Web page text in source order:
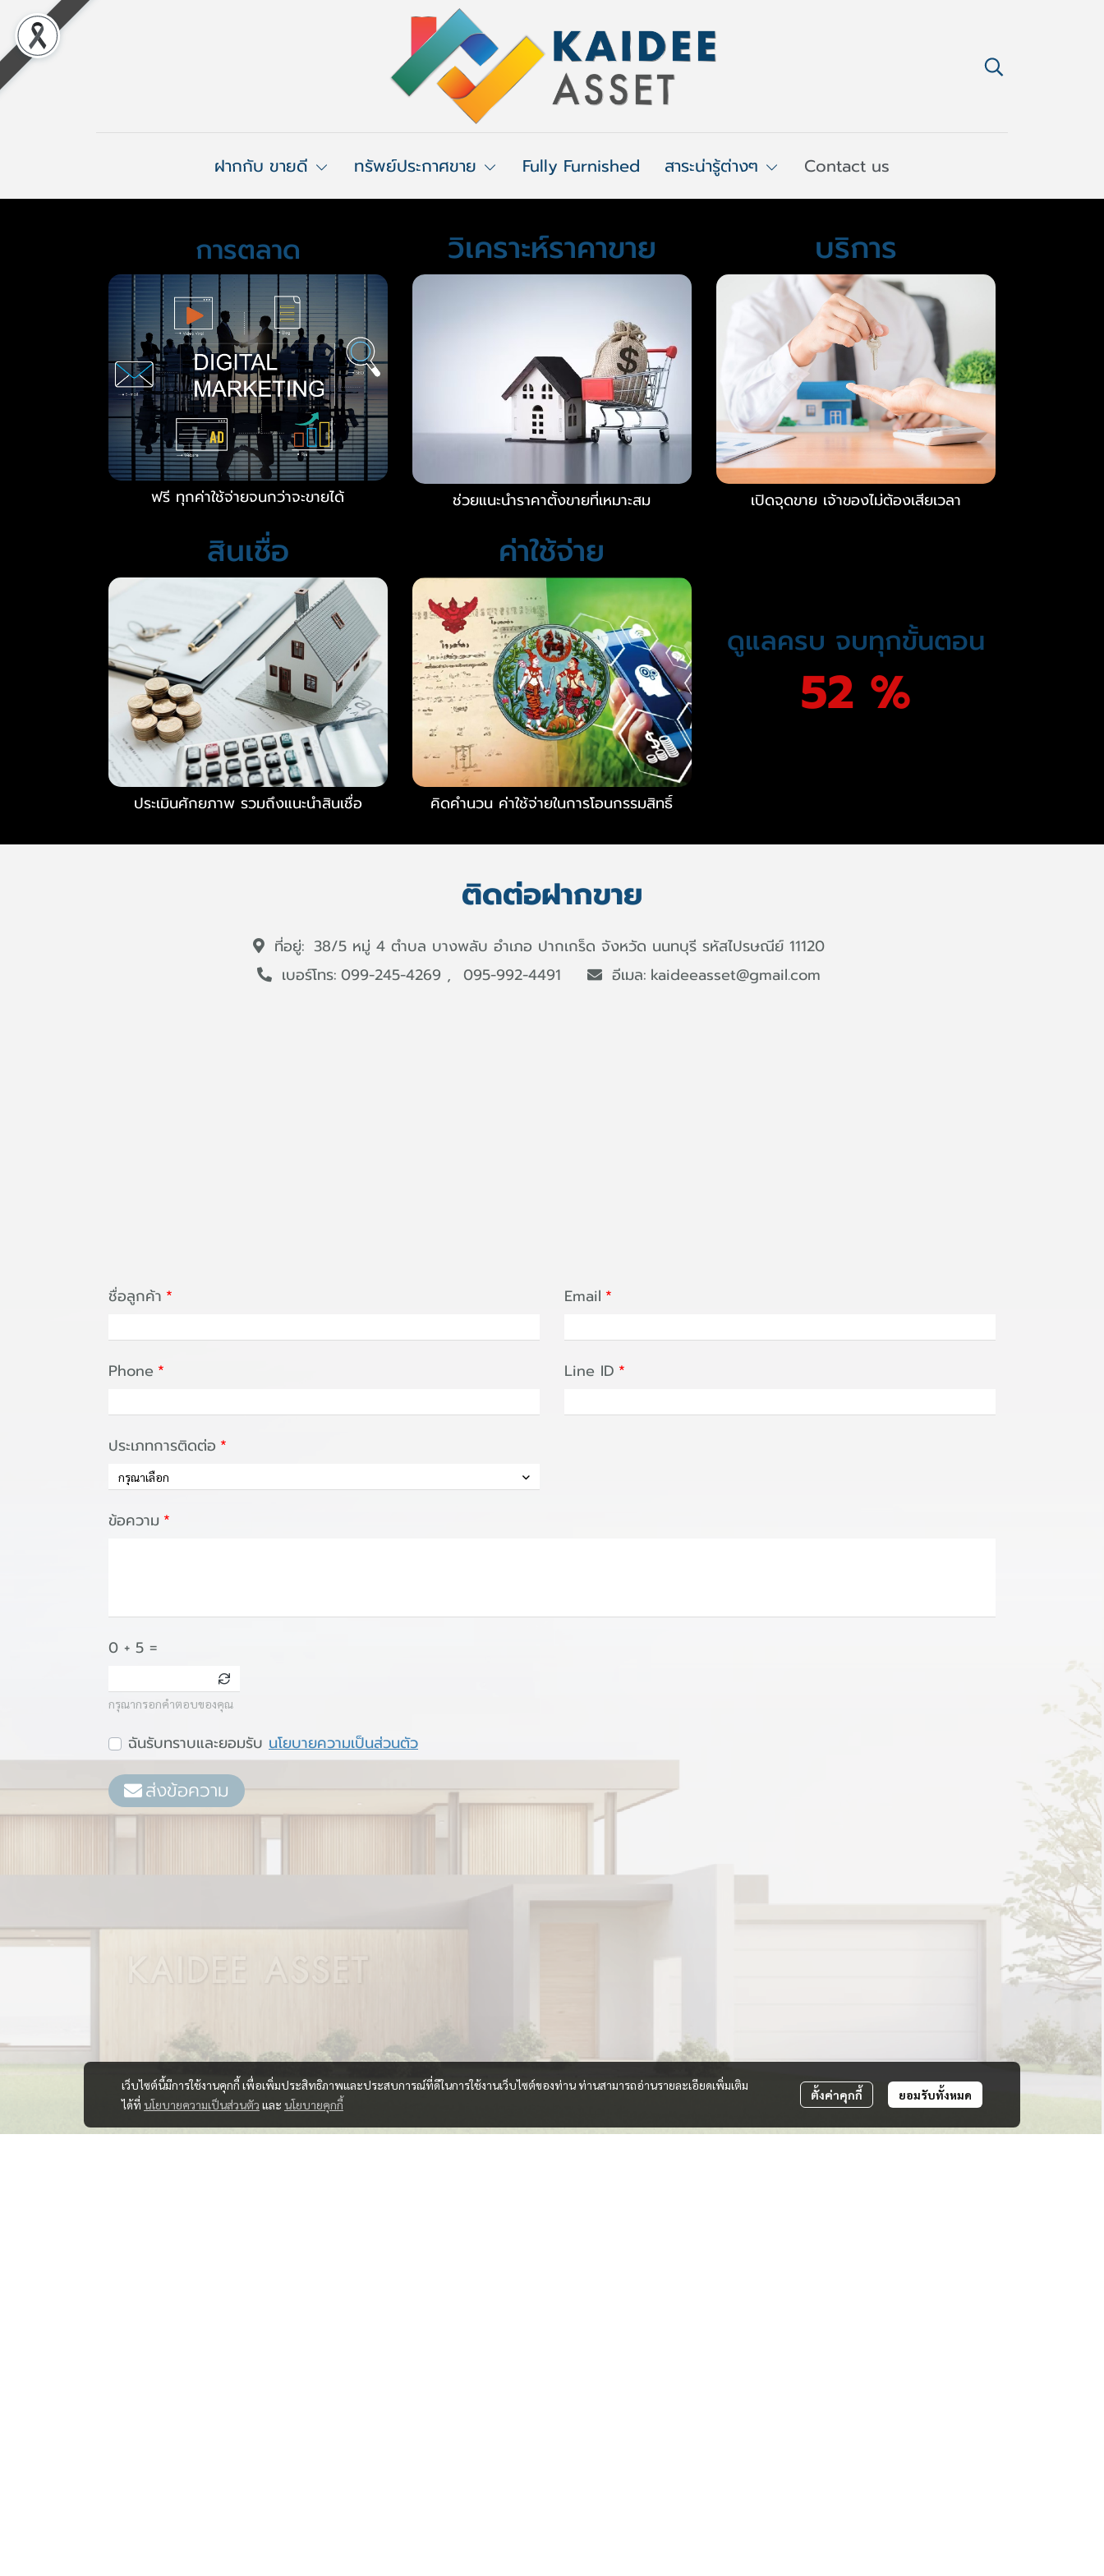
ฝากกับ ขายดี ทรัพย์ประกาศขาย Fully Furnished สาระน่ารู้ต่างๆ Contact us
การตลาด
ฟรี ทุกค่าใช้จ่ายจนกว่าจะขายได้
วิเคราะห์ราคาขาย
ช่วยแนะนำราคาตั้งขายที่เหมาะสม
บริการ
เปิดจุดขาย เจ้าของไม่ต้องเสียเวลา
สินเชื่อ
ประเมินศักยภาพ รวมถึงแนะนำสินเชื่อ
ค่าใช้จ่าย
คิดคำนวน ค่าใช้จ่ายในการโอนกรรมสิทธิ์
ดูแลครบ จบทุกขั้นตอน
57 %
ติดต่อฝากขาย
ที่อยู่: 38/5 หมู่ 4 ตำบล บางพลับ อำเภอ ปากเกร็ด จังหวัด นนทบุรี รหัสไปรษณีย์ 11120
เบอร์โทร: 099-245-4269 095-992-4491 อีเมล: kaideeasset@gmail.com
ชื่อลูกค้า Email
Phone Line ID
ประเภทการติดต่อ
กรุณาเลือก
ข้อความ
0 + 5 =
กรุณากรอกคำตอบของคุณ
ฉันรับทราบและยอมรับ นโยบายความเป็นส่วนตัว
ส่งข้อความ
เว็บไซต์นี้มีการใช้งานคุกกี้ เพื่อเพิ่มประสิทธิภาพและประสบการณ์ที่ดีในการใช้งานเว็บไซต์ของท่าน ท่านสามารถอ่านรายละเอียดเพิ่มเติม
ได้ที่ นโยบายความเป็นส่วนตัว และ นโยบายคุกกี้
ตั้งค่าคุกกี้ ยอมรับทั้งหมด